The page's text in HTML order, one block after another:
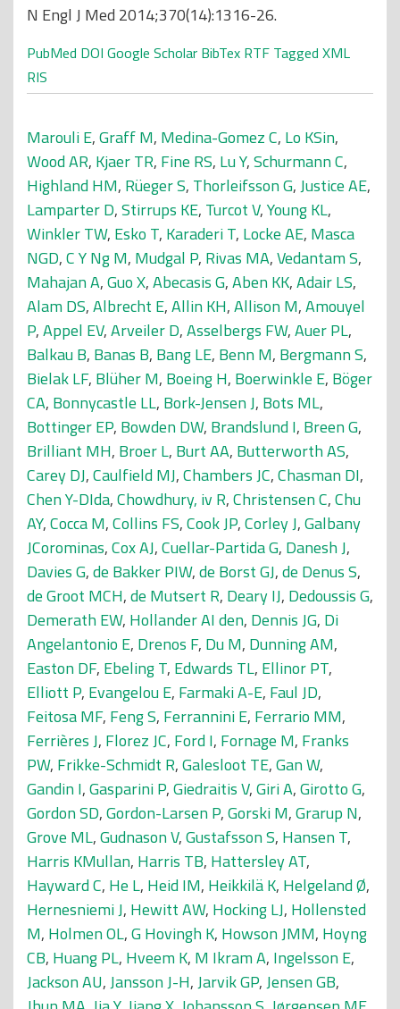
N Engl J Med 2014;370(14):1316-26.
PubMed DOI Google Scholar BibTex RTF Tagged XML
RIS
Marouli E,Graff M, Medina-Gomez C, Lo KSin,
Wood AR, Kjaer TR, Fine RS, Lu Y,Schurmann C,
Highland HM, Rüeger S, Thorleifsson G,Justice AE,
Lamparter D,Stirrups KE, Turcot V,Young KL,
Winkler TW, Esko T, Karaderi T, Locke AE, Masca
NGD,C Y Ng M, Mudgal P, Rivas MA,Vedantam S,
Mahajan A,Guo X,Abecasis G,Aben KK,Adair LS,
Alam DS,Albrecht E,Allin KH,Allison M,Amouyel
P,Appel EV,Arveiler D,Asselbergs FW,Auer PL,
Balkau B, Banas B, Bang LE, Benn M, Bergmann S,
Bielak LF, Blüher M, Boeing H, Boerwinkle E, Böger
CA, Bonnycastle LL, Bork-Jensen J, Bots ML,
Bottinger EP, Bowden DW, Brandslund I, Breen G,
Brilliant MH, Broer L, Burt AA, Butterworth AS,
Carey DJ,Caulfield MJ,Chambers JC,Chasman DI,
Chen Y-DIda,Chowdhury, iv R,Christensen C,Chu
AY,Cocca M,Collins FS,Cook JP,Corley J,Galbany
JCorominas,Cox AJ,Cuellar-Partida G, Danesh J,
Davies G,de Bakker PIW,de Borst GJ,de Denus S,
de Groot MCH,de Mutsert R, Deary IJ, Dedoussis G,
Demerath EW, Hollander AI den, Dennis JG, Di
Angelantonio E, Drenos F, Du M, Dunning AM,
Easton DF, Ebeling T, Edwards TL, Ellinor PT,
Elliott P, Evangelou E, Farmaki A-E, Faul JD,
Feitosa MF, Feng S, Ferrannini E, Ferrario MM,
Ferrières J, Florez JC, Ford I, Fornage M, Franks
PW, Frikke-Schmidt R,Galesloot TE,Gan W,
Gandin I,Gasparini P,Giedraitis V,Giri A,Girotto G,
Gordon SD,Gordon-Larsen P,Gorski M,Grarup N,
Grove ML,Gudnason V,Gustafsson S, Hansen T,
Harris KMullan, Harris TB, Hattersley AT,
Hayward C, He L, Heid IM, Heikkilä K, Helgeland Ø,
Hernesniemi J, Hewitt AW, Hocking LJ, Hollensted
M, Holmen OL,G Hovingh K, Howson JMM, Hoyng
CB, Huang PL, Hveem K, M Ikram A, Ingelsson E,
Jackson AU,Jansson J-H,Jarvik GP,Jensen GB,